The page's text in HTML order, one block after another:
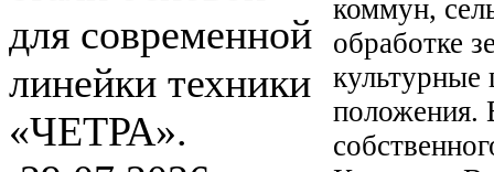
для современной
линейки техники
«ЧЕТРА».
коммун,
обработке
культурные
положения.